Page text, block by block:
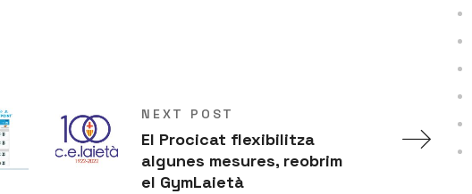
NEXT POST
El Procicat flexibilitza
algunes mesures, reobrim
el GymLaietà